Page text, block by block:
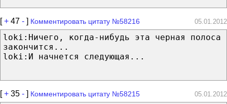
[+ 47 - ] Комментировать цитату №58216 05.01.2012
loki:Ничего, когда-нибудь эта черная полоса
закончится...
loki:И начнется следующая...
[+ 35 - ] Комментировать цитату №58215 05.01.2012